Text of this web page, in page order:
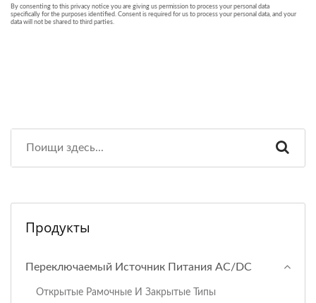
Продукты
Переключаемый Источник Питания AC/DC
Открытые Рамочные И Закрытые Типы